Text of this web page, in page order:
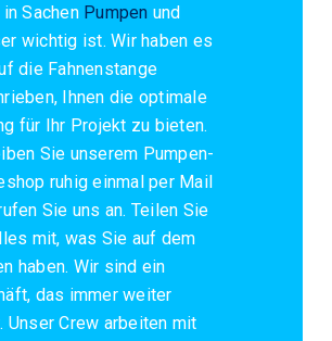
in Sachen Pumpen und
wichtig ist. Wir haben es
die Fahnenstange
Ihnen die optimale
für Ihr Projekt zu bieten.
Sie unserem Pumpen-
ruhig einmal per Mail
Sie uns an. Teilen Sie
mit, was Sie auf dem
haben. Wir sind ein
das immer weiter
Unser Crew arbeiten mit